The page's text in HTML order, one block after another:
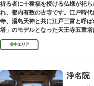
祈る者に十種福を授ける仏様が祀
れ、都内有数の古寺です。江戸時
寺、湯島天神と共に江戸三富と呼
塔」のモデルとなった天王寺五重
が、その跡地は今も谷中霊園に残っ
谷中エリア
浄名院